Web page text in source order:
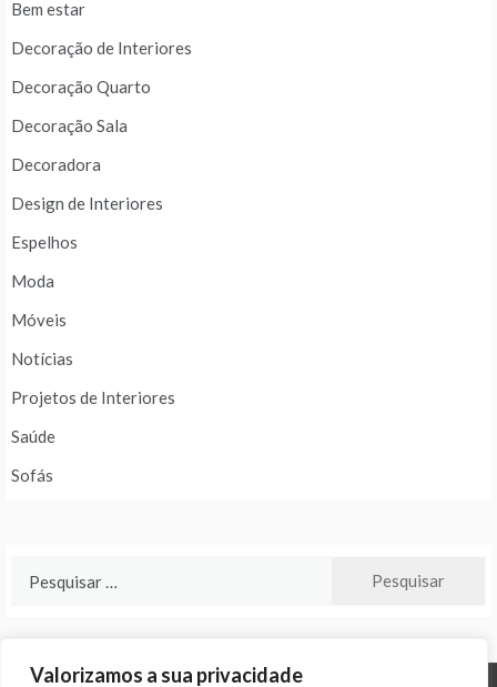
Valorizamos a sua privacidade
Bem estar
Decoração de Interiores
Decoração Quarto
Decoração Sala
Decoradora
Design de Interiores
Espelhos
Moda
Móveis
Notícias
Projetos de Interiores
Saúde
Sofás